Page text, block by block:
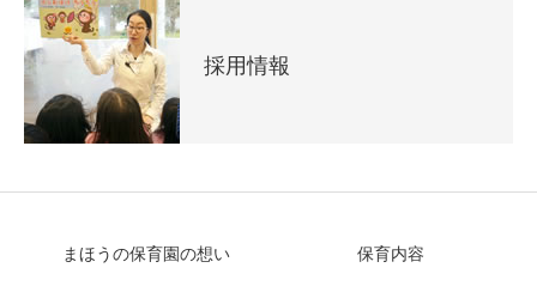
採用情報
まほうの保育園の想い 保育内容